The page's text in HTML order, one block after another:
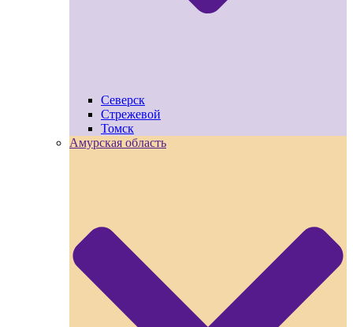
Северск
Стрежевой
Томск
Амурская область